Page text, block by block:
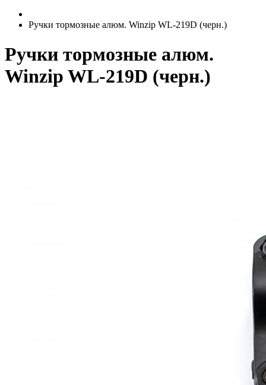
Ручки тормозные алюм. Winzip WL-219D (черн.)
Ручки тормозные алюм.
Winzip WL-219D (черн.)